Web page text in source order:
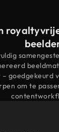
goedgekeurd
om te